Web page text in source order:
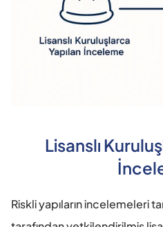
Lisanslı
Riskli yapıların incelemeleri